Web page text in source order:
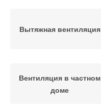
Вытяжная вентиляция
Вентиляция в частном
доме